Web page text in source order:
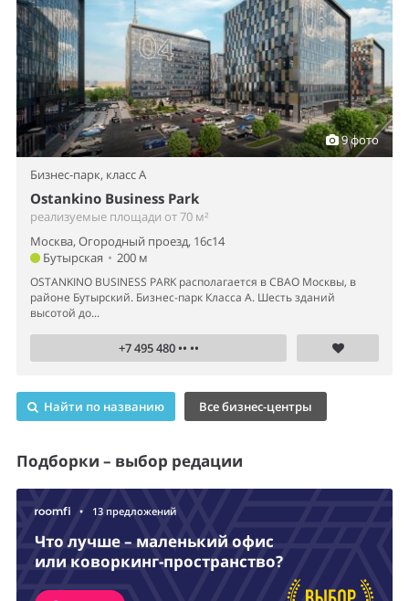
9 фото
Бизнес-парк, класс A
Ostankino Business Park
реализуемые площади от 70 м²
Москва, Огородный проезд, 16с14
Бутырская • 200 м
OSTANKINO BUSINESS PARK располагается в СВАО Москвы, в
районе Бутырский. Бизнес-парк Класса А. Шесть зданий
высотой до...
+7 495 480 •• ••
Найти по названию Все бизнес-центры
Подборки – выбор редации
• 13 предложений
Что лучше – маленький офис
или коворкинг-пространство?